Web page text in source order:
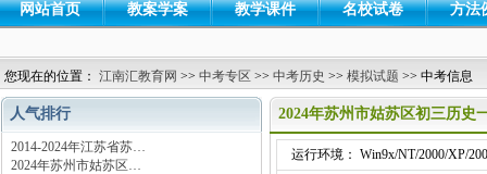
网站首页 教案学案 教学课件 名校试卷 方法
您现在的位置： 江南汇教育网 >> 中考专区 >> 中考历史 >> 模拟试题 >> 中考信息
人气排行
2014-2024年江苏省苏…
2024年苏州市姑苏区…
2024年苏州市姑苏区初三历史
运行环境： Win9x/NT/2000/XP/